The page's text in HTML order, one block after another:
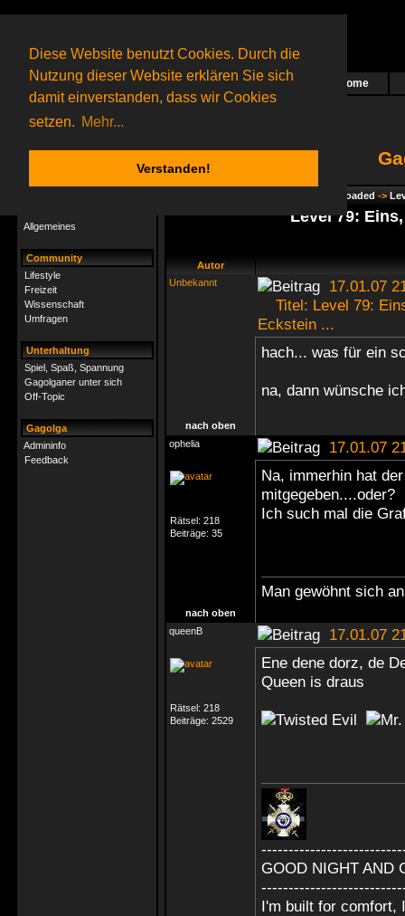
Diese Website benutzt Cookies. Durch die
Nutzung dieser Website erklären Sie sich
damit einverstanden, dass wir Cookies
setzen. Mehr...
Verstanden!
Das nächste Rätsel ist in Arbeit Home
61 Gagolganeronline(0 registrierte und 61 Gäste)
Gagolganer:
9732Rätsel online:
Allgemeines
Community
Lifestyle
Freizeit
Wissenschaft
Umfragen
Unterhaltung
Spiel, Spaß, Spannung
Gagolganer unter sich
Off-Topic
Gagolga
Admininfo
Feedback
Gagolga - Reloaded ->
Level 79:
Autor
Unbekannt
17.01.07
Titel: Level 79:
Eckstein ...
hach... was für ein
na, dann wünsche
nach oben
ophelia
17.01.07
Rätsel: 218
Beiträge: 35
Na, immerhin hat
mitgegeben....oder?
Ich such mal die
Man gewöhnt sich
nach oben
queenB
17.01.07
Rätsel: 218
Beiträge: 2529
Ene dene dorz, de
Queen is draus
GOOD NIGHT AND
I'm built for comfort,